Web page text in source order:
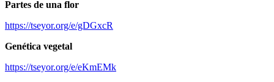
Partes de una flor
https://tseyor.org/e/gDGxcR
Genética vegetal
https://tseyor.org/e/eKmEMk